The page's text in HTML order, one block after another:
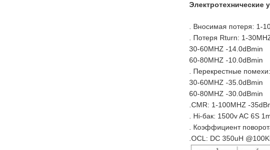
Электротехнические
. Вносимая потеря: 1-
. Потеря Rturn: 1-
30-60MHZ -14.0dBmin
60-80MHZ -10.0dBmin
. Перекрестные
30-60MHZ -35.0dBmin
60-80MHZ -30.0dBmin
.CMR: 1-100MHZ -
. Hi-бак: 1500v AC 6S
. Коэффициент
.OCL: DC 350uH